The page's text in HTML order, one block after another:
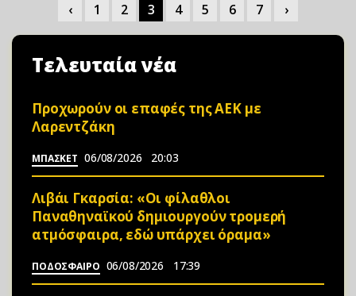
‹ 1 2 3 4 5 6 7 ›
Τελευταία νέα
Προχωρούν οι επαφές της ΑΕΚ με
Λαρεντζάκη
ΜΠΑΣΚΕΤ 06/08/2026 20:03
Λιβάι Γκαρσία: «Οι φίλαθλοι
Παναθηναϊκού δημιουργούν τρομερή
ατμόσφαιρα, εδώ υπάρχει όραμα»
ΠΟΔΟΣΦΑΙΡΟ 06/08/2026 17:39